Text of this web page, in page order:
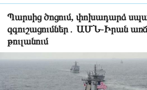
Պարսից ծոցում, փոխադարձ
զգուշացումներ․ ԱՄՆ-Իրան
թուլանում